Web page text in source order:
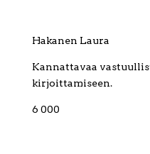
Hakanen Laura
Kannattavaa
kirjoittamiseen.
6 000